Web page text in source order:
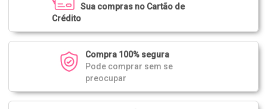
Sua compras no Cartão de
Crédito
Compra 100% segura
Pode comprar sem se
preocupar